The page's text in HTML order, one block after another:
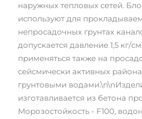
наружных тепловых сетей.
используют для
непросадочных грунтах
допускается давление 1,5 кг/
применяться также на
сейсмически активных
грунтовыми
изготавливается из бетона
Морозостойкость - F100,